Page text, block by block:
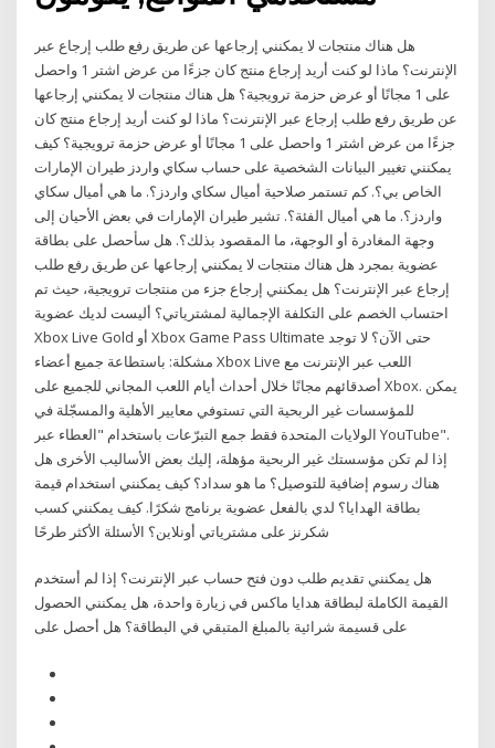
هل هناك منتجات لا يمكنني إرجاعها عن طريق رفع طلب إرجاع عبر
الإنترنت؟ ماذا لو كنت أريد إرجاع منتج كان جزءًا من عرض اشتر 1 واحصل
على 1 مجانًا أو عرض حزمة ترويجية؟ هل هناك منتجات لا يمكنني إرجاعها
عن طريق رفع طلب إرجاع عبر الإنترنت؟ ماذا لو كنت أريد إرجاع منتج كان
جزءًا من عرض اشتر 1 واحصل على 1 مجانًا أو عرض حزمة ترويجية؟ كيف
يمكنني تغيير البيانات الشخصية على حساب سكاي واردز طيران الإمارات
الخاص بي؟. كم تستمر صلاحية أميال سكاي واردز؟. ما هي أميال سكاي
واردز؟. ما هي أميال الفئة؟. تشير طيران الإمارات في بعض الأحيان إلى
وجهة المغادرة أو الوجهة، ما المقصود بذلك؟. هل سأحصل على بطاقة
عضوية بمجرد هل هناك منتجات لا يمكنني إرجاعها عن طريق رفع طلب
إرجاع عبر الإنترنت؟ هل يمكنني إرجاع جزء من منتجات ترويجية، حيث تم
احتساب الخصم على التكلفة الإجمالية لمشترياتي؟ أليست لديك عضوية
Xbox Live Gold أو Xbox Game Pass Ultimate حتى الآن؟ لا توجد
مشكلة: باستطاعة جميع أعضاء Xbox Live اللعب عبر الإنترنت مع
أصدقائهم مجانًا خلال أحداث أيام اللعب المجاني للجميع على Xbox. يمكن
للمؤسسات غير الربحية التي تستوفي معايير الأهلية والمسجّلة في
الولايات المتحدة فقط جمع التبرّعات باستخدام "العطاء عبر YouTube".
إذا لم تكن مؤسستك غير الربحية مؤهلة، إليك بعض الأساليب الأخرى هل
هناك رسوم إضافية للتوصيل؟ ما هو سداد؟ كيف يمكنني استخدام قيمة
بطاقة الهدايا؟ لدي بالفعل عضوية برنامج شكرًا. كيف يمكنني كسب
شكرنز على مشترياتي أونلاين؟ الأسئلة الأكثر طرحًا
هل يمكنني تقديم طلب دون فتح حساب عبر الإنترنت؟ إذا لم أستخدم
القيمة الكاملة لبطاقة هدايا ماكس في زيارة واحدة، هل يمكنني الحصول
على قسيمة شرائية بالمبلغ المتبقي في البطاقة؟ هل أحصل على